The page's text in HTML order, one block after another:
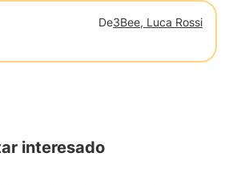
De3Bee, Luca Rossi
interesado